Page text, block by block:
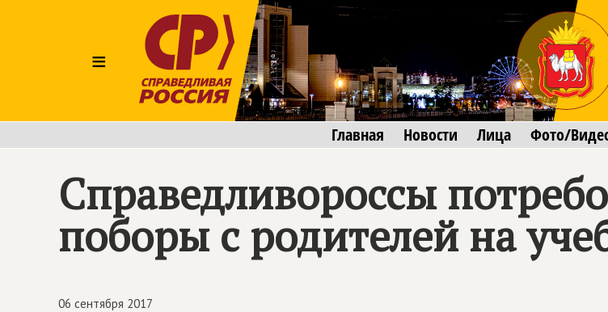
≡
Главная Новости Лица Фото/
Справедливороссы
поборы с родителей на
06 сентября 2017